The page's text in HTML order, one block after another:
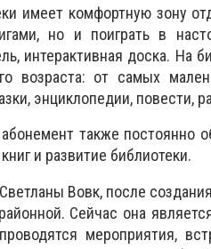
имеет комфортную зону
но и поиграть в
интерактивная доска. На
возраста: от самых
энциклопедии, повести,
также постоянно
и развитие библиотеки.
Вовк, после
Сейчас она
мероприятия,